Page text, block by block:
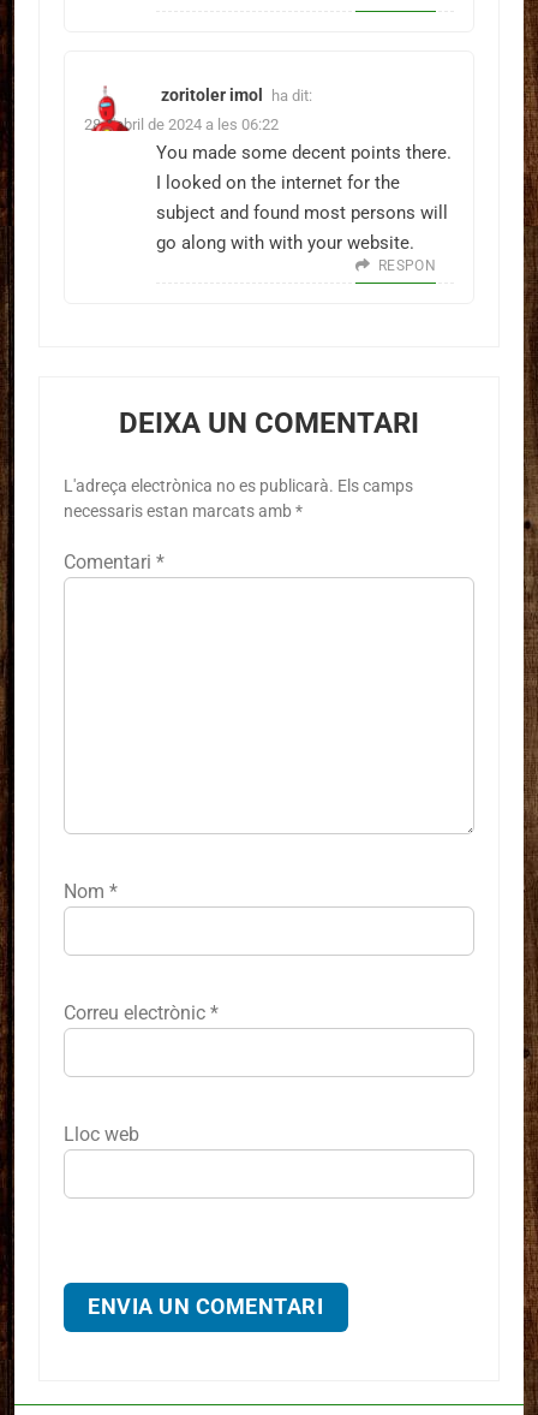
zoritoler imol
ha dit:
28 d'abril de 2024 a les 06:22
You made some decent points there.
I looked on the internet for the
subject and found most persons will
go along with with your website.
RESPON
DEIXA UN COMENTARI
L'adreça electrònica no es publicarà. Els camps
necessaris estan marcats amb *
Comentari *
Nom *
Correu electrònic *
Lloc web